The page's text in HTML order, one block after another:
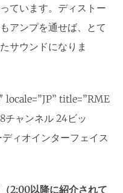
ています。ディストー
アンプを通せば、とて
サウンドになりま
locale=”JP” title=”RME
チャンネル 24ビッ
ィオインターフェイス
2:00以降に紹介されて